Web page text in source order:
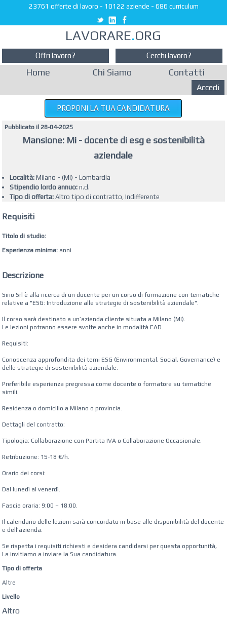
23761 offerte di lavoro - 10122 aziende - 686 curriculum
LAVORARE.ORG
Offri lavoro? Cerchi lavoro?
Home Chi Siamo Contatti
Accedi
Pubblicato il 28-04-2025
Mansione: Mi - docente di esg e sostenibilità
aziendale
PROPONI LA TUA CANDIDATURA
Località:Milano - (MI) - Lombardia
Stipendio lordo annuo:n.d.
Tipo di offerta:Altro tipo di contratto, Indifferente
Requisiti
Titolo di studio:
Esperienza minima: anni
Descrizione
Sirio Srl è alla ricerca di un docente per un corso di formazione con tematiche
relative a "ESG: Introduzione alle strategie di sostenibilità aziendale".
Il corso sarà destinato a un’azienda cliente situata a Milano (MI).
Le lezioni potranno essere svolte anche in modalità FAD.
Requisiti:
Conoscenza approfondita dei temi ESG (Environmental, Social, Governance) e
delle strategie di sostenibilità aziendale.
Preferibile esperienza pregressa come docente o formatore su tematiche
simili.
Residenza o domicilio a Milano o provincia.
Dettagli del contratto:
Tipologia: Collaborazione con Partita IVA o Collaborazione Occasionale.
Retribuzione: 15-18 €/h.
Orario dei corsi:
Dal lunedì al venerdì.
Fascia oraria: 9:00 – 18:00.
Il calendario delle lezioni sarà concordato in base alle disponibilità del docente
e dell’azienda.
Se rispetta i requisiti richiesti e desidera candidarsi per questa opportunità,
La invitiamo a inviare la Sua candidatura.
Tipo di offerta
Altre
Livello
Altro